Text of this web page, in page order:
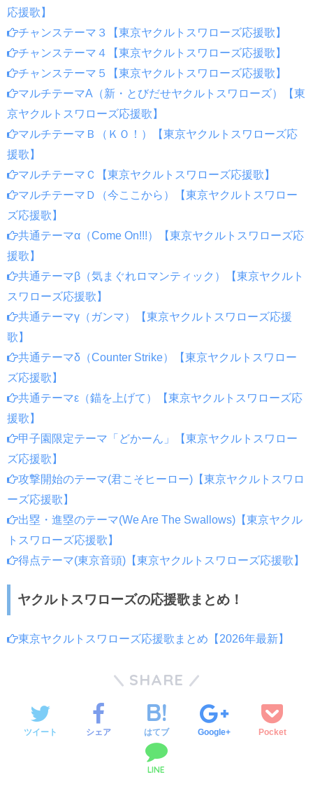
応援歌】
チャンステーマ３【東京ヤクルトスワローズ応援歌】
チャンステーマ４【東京ヤクルトスワローズ応援歌】
チャンステーマ５【東京ヤクルトスワローズ応援歌】
マルチテーマA（新・とびだせヤクルトスワローズ）【東
京ヤクルトスワローズ応援歌】
マルチテーマＢ（ＫＯ！）【東京ヤクルトスワローズ応
援歌】
マルチテーマＣ【東京ヤクルトスワローズ応援歌】
マルチテーマＤ（今ここから）【東京ヤクルトスワロー
ズ応援歌】
共通テーマα（Come On!!!）【東京ヤクルトスワローズ応
援歌】
共通テーマβ（気まぐれロマンティック）【東京ヤクルト
スワローズ応援歌】
共通テーマγ（ガンマ）【東京ヤクルトスワローズ応援
歌】
共通テーマδ（Counter Strike）【東京ヤクルトスワロー
ズ応援歌】
共通テーマε（錨を上げて）【東京ヤクルトスワローズ応
援歌】
甲子園限定テーマ「どかーん」【東京ヤクルトスワロー
ズ応援歌】
攻撃開始のテーマ(君こそヒーロー)【東京ヤクルトスワロ
ーズ応援歌】
出塁・進塁のテーマ(We Are The Swallows)【東京ヤクル
トスワローズ応援歌】
得点テーマ(東京音頭)【東京ヤクルトスワローズ応援歌】
ヤクルトスワローズの応援歌まとめ！
東京ヤクルトスワローズ応援歌まとめ【2026年最新】
SHARE
ツイート シェア はてブ Google+ Pocket
LINE